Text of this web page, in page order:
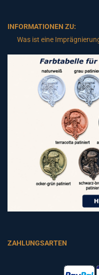
INFORMATIONEN ZU:
Was ist eine
ZAHLUNGSARTEN